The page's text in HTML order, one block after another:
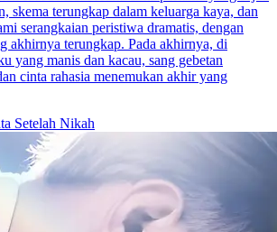
Desa
di desa terus didesak nikah sama orang
pergi kencan buta, lalu nikah kilat dengan
Siapa sangka, suaminya justru
Setelah nikah, kebun sayurnya semakin
maju, berbagai masalah teratasi dengan
hari, teman seperjuangan suaminya datang,
Jefran adalah komandan di wilayah